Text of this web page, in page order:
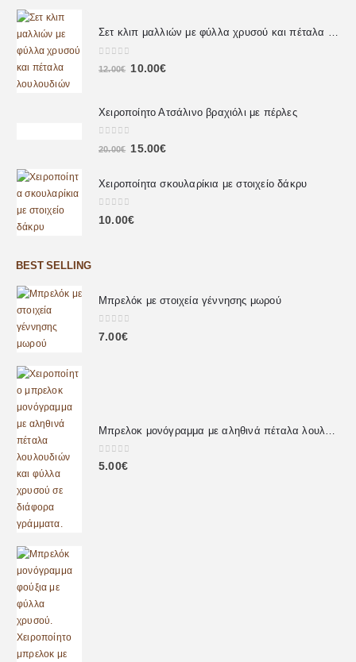
Σετ κλιπ μαλλιών με φύλλα χρυσού και πέταλα λουλουδιών
out of 5
12.00€ 10.00€
Χειροποίητο Ατσάλινο βραχιόλι με πέρλες
out of 5
20.00€ 15.00€
Χειροποίητα σκουλαρίκια με στοιχείο δάκρυ
0 out of 5
10.00€
BEST SELLING
Μπρελόκ με στοιχεία γέννησης μωρού
0out of 5
7.00€
0 out of 5
5.00€